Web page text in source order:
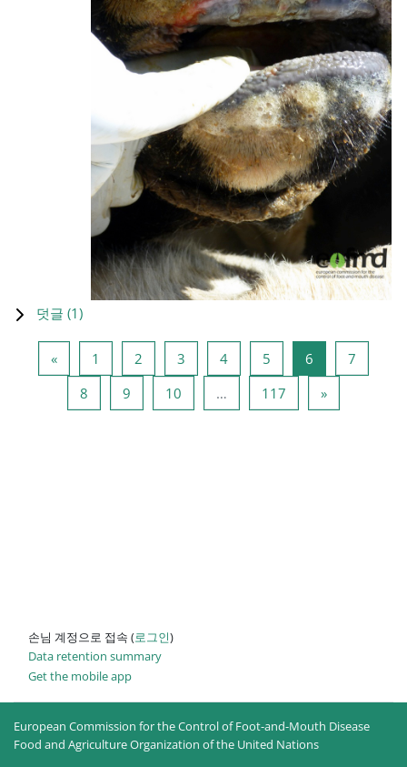
덧글 (1)
«이전 페이지
1 페이지 1
2 페이지 2
3 페이지 3
4페이지 4
5 페이지 5
6 페이지 6
7
8 페이지 8
9 페이지 9
10 … 117 페이지 117
»다음 페이지
손님 계정으로 접속 (로그인)
Data retention summary
Get the mobile app
European Commission for the Control of Foot-and-Mouth Disease
Food and Agriculture Organization of the United Nations